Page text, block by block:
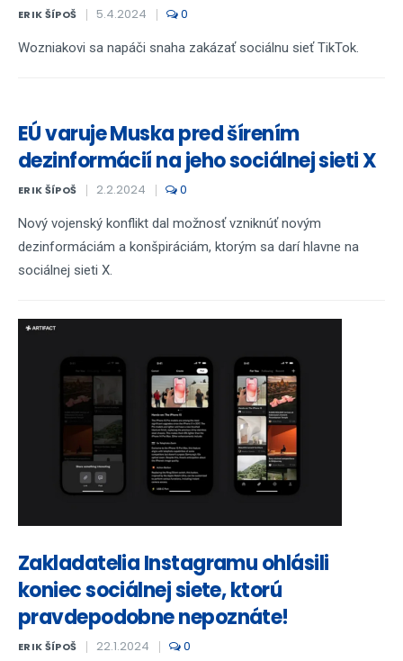
ERIK ŠÍPOŠ 5.4.2024 0
Wozniakovi sa napáči snaha zakázať sociálnu sieť TikTok.
EÚ varuje Muska pred šírením
dezinformácií na jeho sociálnej sieti X
ERIK ŠÍPOŠ 2.2.2024 0
Nový vojenský konflikt dal možnosť vzniknúť novým
dezinformáciám a konšpiráciám, ktorým sa darí hlavne na
sociálnej sieti X.
Zakladatelia Instagramu ohlásili
koniec sociálnej siete, ktorú
pravdepodobne nepoznáte!
ERIK ŠÍPOŠ 22.1.2024 0